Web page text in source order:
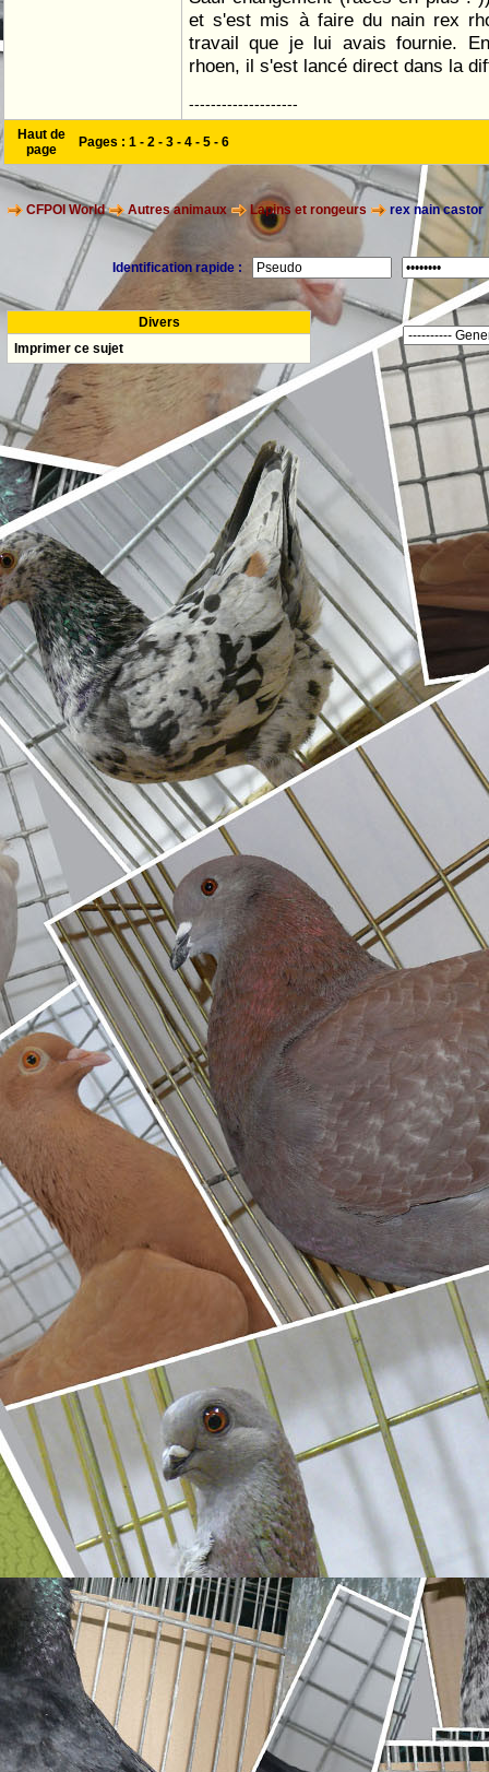
et s'est mis à faire du nain rex
travail que je lui avais fournie.
rhoen, il s'est lancé direct dans la
--------------------
Haut de
page
Pages : 1 - 2 - 3 - 4 - 5 - 6
CFPOI World Autres animaux Lapins et rongeurs rex nain castor
Identification rapide :
Divers
Imprimer ce sujet